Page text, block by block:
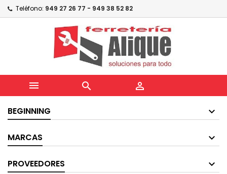
Teléfono: 949 27 26 77 - 949 38 52 82
  
BEGINNING
MARCAS
PROVEEDORES